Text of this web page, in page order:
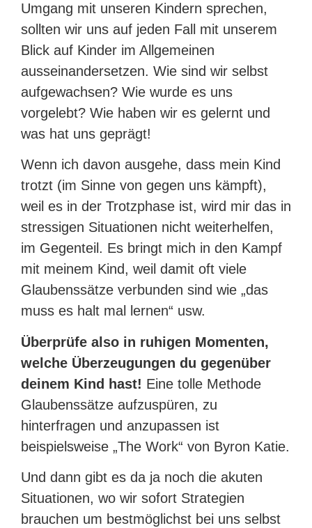
Umgang mit unseren Kindern sprechen,
sollten wir uns auf jeden Fall mit unserem
Blick auf Kinder im Allgemeinen
ausseinandersetzen. Wie sind wir selbst
aufgewachsen? Wie wurde es uns
vorgelebt? Wie haben wir es gelernt und
was hat uns geprägt!
Wenn ich davon ausgehe, dass mein Kind
trotzt (im Sinne von gegen uns kämpft),
weil es in der Trotzphase ist, wird mir das in
stressigen Situationen nicht weiterhelfen,
im Gegenteil. Es bringt mich in den Kampf
mit meinem Kind, weil damit oft viele
Glaubenssätze verbunden sind wie „das
muss es halt mal lernen“ usw.
Überprüfe also in ruhigen Momenten,
welche Überzeugungen du gegenüber
deinem Kind hast! Eine tolle Methode
Glaubenssätze aufzuspüren, zu
hinterfragen und anzupassen ist
beispielsweise „The Work“ von Byron Katie.
Und dann gibt es da ja noch die akuten
Situationen, wo wir sofort Strategien
brauchen um bestmöglichst bei uns selbst